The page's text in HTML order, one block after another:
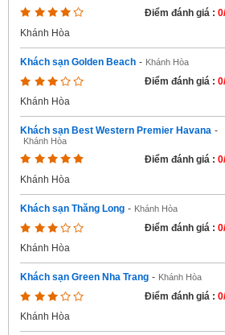
Điểm đánh giá :
Khánh Hòa
Khách sạn Golden Beach - Khánh Hòa
Điểm đánh giá :
Khánh Hòa
Khách sạn Best Western Premier Havana -
Khánh Hòa
Điểm đánh giá :
Khánh Hòa
Khách sạn Thăng Long - Khánh Hòa
Điểm đánh giá :
Khánh Hòa
Khách sạn Green Nha Trang - Khánh Hòa
Điểm đánh giá :
Khánh Hòa